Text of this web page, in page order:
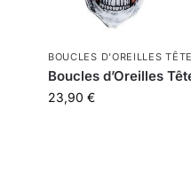
BOUCLES D'OREILLES
Boucles d’Oreilles
23,90 €